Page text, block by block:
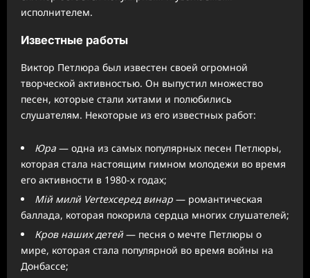
исполнителем.
Известные работы
Виктор Петлюра был известен своей огромной
творческой активностью. Он выпустил множество
песен, которые стали хитами и полюбились
слушателям. Некоторые из его известных работ:
Юра — одна из самых популярных песен Петлюры,
которая стала настоящим гимном молодежи во время
его активности в 1980-х годах;
Мій милй Vertexсеред винар — романтическая
баллада, которая покорила сердца многих слушателей;
Кров наших детей— песня о мечте Петлюры о
мире, которая стала популярной во время войны на
Донбассе;